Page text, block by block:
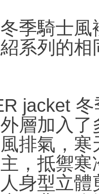
季騎士
系列的
jacket
層加入
排氣，
，抵禦
身型立